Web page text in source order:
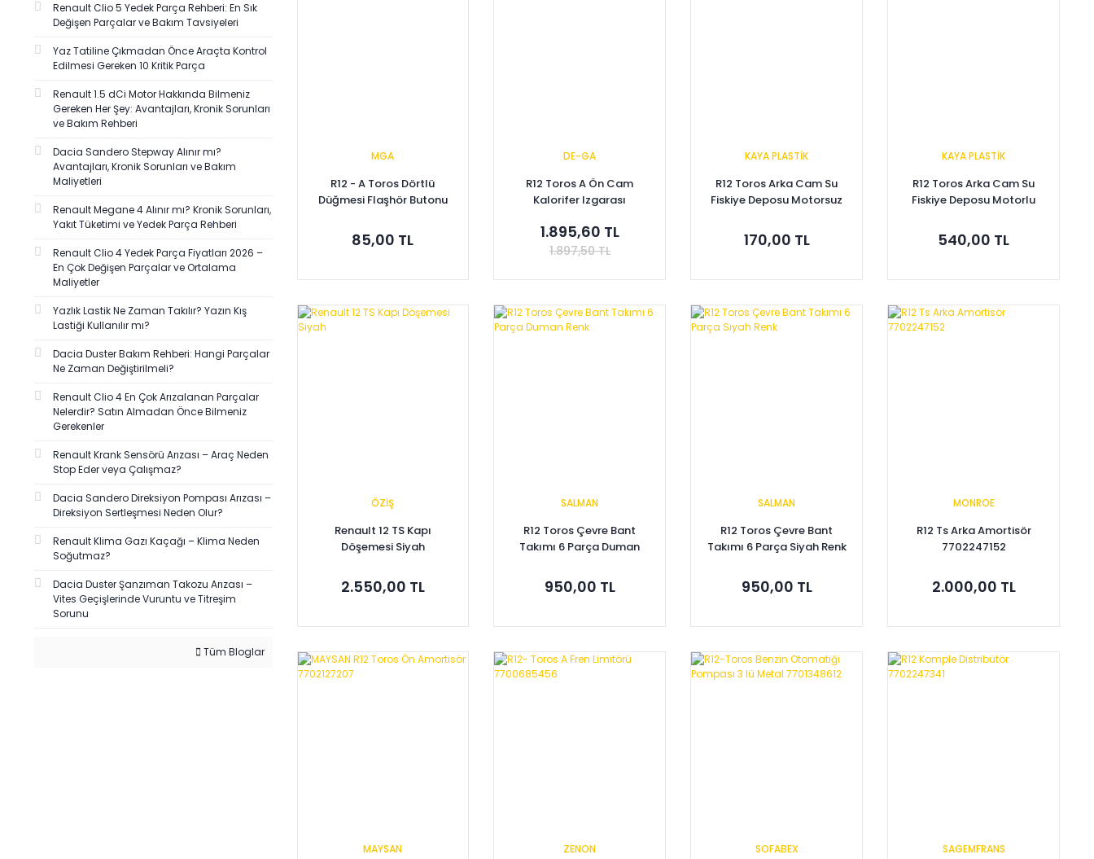
TİSA (3)
AYFAR (2)
DODUCO (2)
FARBA (2)
FKK (2)
GATES (2)
KALE (2)
MONROE (2)
MOTORTECH (2)
ONSAN (2)
RENAULT MAİS (2)
SALMAN (2)
SANTRAL (2)
SİSMAK (2)
TRW (2)
VANPRES (2)
VOTTO HELEZON (2)
ZEGEN (2)
Renault Clio 5 Yedek Parça Rehberi: En Sık
Değişen Parçalar ve Bakım Tavsiyeleri
Yaz Tatiline Çıkmadan Önce Araçta Kontrol
Edilmesi Gereken 10 Kritik Parça
Renault 1.5 dCi Motor Hakkında Bilmeniz
Gereken Her Şey: Avantajları, Kronik Sorunları
ve Bakım Rehberi
Dacia Sandero Stepway Alınır mı?
Avantajları, Kronik Sorunları ve Bakım
Maliyetleri
Renault Megane 4 Alınır mı? Kronik Sorunları,
Yakıt Tüketimi ve Yedek Parça Rehberi
Renault Clio 4 Yedek Parça Fiyatları 2026 –
En Çok Değişen Parçalar ve Ortalama
Maliyetler
Yazlık Lastik Ne Zaman Takılır? Yazın Kış
Lastiği Kullanılır mı?
Dacia Duster Bakım Rehberi: Hangi Parçalar
Ne Zaman Değiştirilmeli?
Renault Clio 4 En Çok Arızalanan Parçalar
Nelerdir? Satın Almadan Önce Bilmeniz
Gerekenler
Renault Krank Sensörü Arızası – Araç Neden
Stop Eder veya Çalışmaz?
Dacia Sandero Direksiyon Pompası Arızası –
Direksiyon Sertleşmesi Neden Olur?
Renault Klima Gazı Kaçağı – Klima Neden
Soğutmaz?
Dacia Duster Şanzıman Takozu Arızası –
Vites Geçişlerinde Vuruntu ve Titreşim
Sorunu
Tüm Bloglar
MGA
R12 - A Toros Dörtlü
Düğmesi Flaşhör Butonu
85,00 TL
Sepete Ekle
DE-GA
R12 Toros A Ön Cam
Kalorifer Izgarası
1.895,60 TL
1.897,50 TL
Sepete Ekle
KAYA PLASTİK
R12 Toros Arka Cam Su
Fiskiye Deposu Motorsuz
170,00 TL
Sepete Ekle
KAYA PLASTİK
R12 Toros Arka Cam Su
Fiskiye Deposu Motorlu
540,00 TL
Sepete Ekle
ÖZİŞ
Renault 12 TS Kapı
Döşemesi Siyah
2.550,00 TL
Sepete Ekle
SALMAN
R12 Toros Çevre Bant
Takımı 6 Parça Duman
950,00 TL
Sepete Ekle
SALMAN
R12 Toros Çevre Bant
Takımı 6 Parça Siyah Renk
950,00 TL
Sepete Ekle
MONROE
R12 Ts Arka Amortisör
7702247152
2.000,00 TL
Sepete Ekle
MAYSAN ZENON SOFABEX SAGEMFRANS